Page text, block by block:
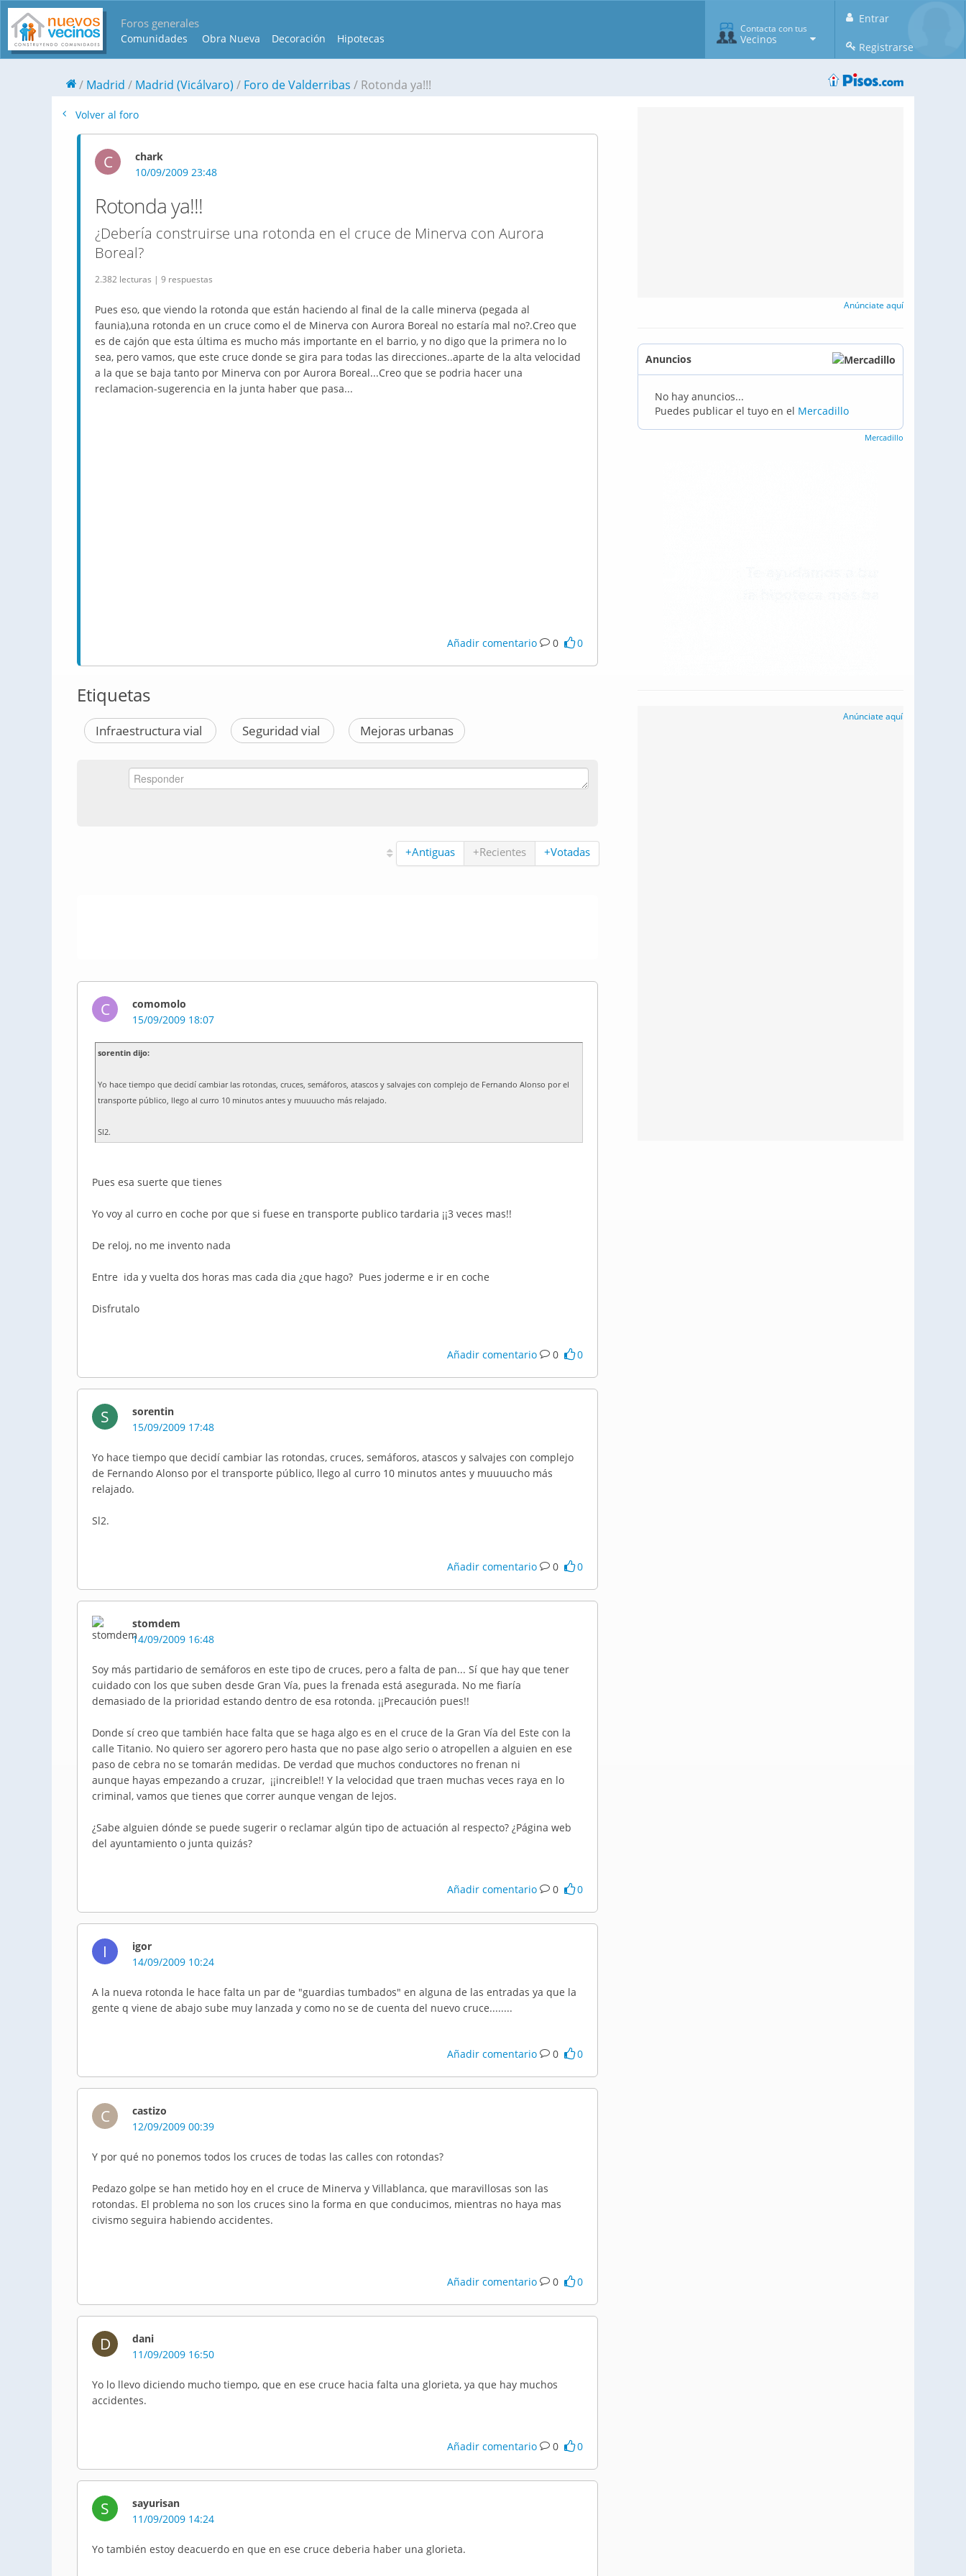
Foros generales
Comunidades Obra Nueva Decoración Hipotecas
Entrar
Registrarse
Contacta con tus
Vecinos
Madrid Madrid (Vicálvaro) Foro de Valderribas Rotonda ya!!!
Volver al foro
C
chark
10/09/2009 23:48
Rotonda ya!!!
¿Debería construirse una rotonda en el cruce de Minerva con Aurora
Boreal?
2.382 lecturas | 9 respuestas
Pues eso, que viendo la rotonda que están haciendo al final de la calle minerva (pegada al
faunia),una rotonda en un cruce como el de Minerva con Aurora Boreal no estaría mal no?.Creo que
es de cajón que esta última es mucho más importante en el barrio, y no digo que la primera no lo
sea, pero vamos, que este cruce donde se gira para todas las direcciones..aparte de la alta velocidad
a la que se baja tanto por Minerva con por Aurora Boreal...Creo que se podria hacer una
reclamacion-sugerencia en la junta haber que pasa...
Añadir comentario 0 0
Etiquetas
Infraestructura vial Seguridad vial Mejoras urbanas
+Antiguas +Recientes +Votadas
C
comomolo
15/09/2009 18:07
sorentin dijo:
Yo hace tiempo que decidí cambiar las rotondas, cruces, semáforos, atascos y salvajes con complejo de Fernando Alonso por el
transporte público, llego al curro 10 minutos antes y muuuucho más relajado.
Sl2.
Pues esa suerte que tienes
Yo voy al curro en coche por que si fuese en transporte publico tardaria ¡¡3 veces mas!!
De reloj, no me invento nada
Entre ida y vuelta dos horas mas cada dia ¿que hago? Pues joderme e ir en coche
Disfrutalo
Añadir comentario 0 0
S
sorentin
15/09/2009 17:48
Yo hace tiempo que decidí cambiar las rotondas, cruces, semáforos, atascos y salvajes con complejo
de Fernando Alonso por el transporte público, llego al curro 10 minutos antes y muuuucho más
relajado.
Sl2.
Añadir comentario 0 0
stomdem
14/09/2009 16:48
Soy más partidario de semáforos en este tipo de cruces, pero a falta de pan... Sí que hay que tener
cuidado con los que suben desde Gran Vía, pues la frenada está asegurada. No me fiaría
demasiado de la prioridad estando dentro de esa rotonda. ¡¡Precaución pues!!
Donde sí creo que también hace falta que se haga algo es en el cruce de la Gran Vía del Este con la
calle Titanio. No quiero ser agorero pero hasta que no pase algo serio o atropellen a alguien en ese
paso de cebra no se tomarán medidas. De verdad que muchos conductores no frenan ni
aunque hayas empezando a cruzar, ¡¡increible!! Y la velocidad que traen muchas veces raya en lo
criminal, vamos que tienes que correr aunque vengan de lejos.
¿Sabe alguien dónde se puede sugerir o reclamar algún tipo de actuación al respecto? ¿Página web
del ayuntamiento o junta quizás?
Añadir comentario 0 0
I
igor
14/09/2009 10:24
A la nueva rotonda le hace falta un par de "guardias tumbados" en alguna de las entradas ya que la
gente q viene de abajo sube muy lanzada y como no se de cuenta del nuevo cruce........
Añadir comentario 0 0
C
castizo
12/09/2009 00:39
Y por qué no ponemos todos los cruces de todas las calles con rotondas?
Pedazo golpe se han metido hoy en el cruce de Minerva y Villablanca, que maravillosas son las
rotondas. El problema no son los cruces sino la forma en que conducimos, mientras no haya mas
civismo seguira habiendo accidentes.
Añadir comentario 0 0
D
dani
11/09/2009 16:50
Yo lo llevo diciendo mucho tiempo, que en ese cruce hacia falta una glorieta, ya que hay muchos
accidentes.
Añadir comentario 0 0
S
sayurisan
11/09/2009 14:24
Yo también estoy deacuerdo en que en ese cruce deberia haber una glorieta.
Anúnciate aquí
Anuncios
No hay anuncios...
Puedes publicar el tuyo en el Mercadillo
Mercadillo
Anúnciate aquí